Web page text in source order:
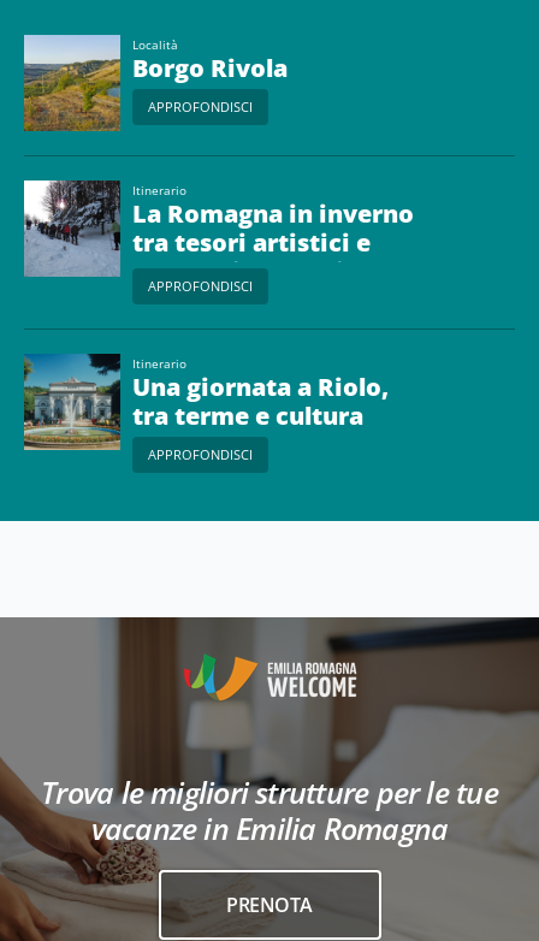
Località
Borgo Rivola
APPROFONDISCI
Itinerario
La Romagna in inverno
tra tesori artistici e
paesaggi naturali
APPROFONDISCI
Itinerario
Una giornata a Riolo,
tra terme e cultura
APPROFONDISCI
Trova le migliori strutture per le tue
vacanze in Emilia Romagna
PRENOTA